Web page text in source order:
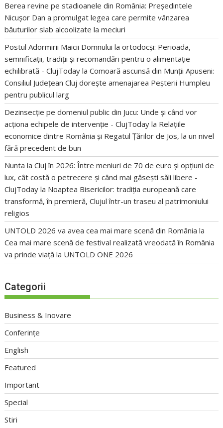
Berea revine pe stadioanele din România: Președintele
Nicușor Dan a promulgat legea care permite vânzarea
băuturilor slab alcoolizate la meciuri
Postul Adormirii Maicii Domnului la ortodocși: Perioada,
semnificații, tradiții și recomandări pentru o alimentație
echilibrată - ClujToday laComoară ascunsă din Munții Apuseni:
Consiliul Județean Cluj dorește amenajarea Peșterii Humpleu
pentru publicul larg
Dezinsecție pe domeniul public din Jucu: Unde și când vor
acționa echipele de intervenție - ClujToday la Relațiile
economice dintre România și Regatul Țărilor de Jos, la un nivel
fără precedent de bun
Nunta la Cluj în 2026: Între meniuri de 70 de euro și opțiuni de
lux, cât costă o petrecere și când mai găsești săli libere -
ClujToday la Noaptea Bisericilor: tradiția europeană care
transformă, în premieră, Clujul într-un traseu al patrimoniului
religios
UNTOLD 2026 va avea cea mai mare scenă din România la
Cea mai mare scenă de festival realizată vreodată în România
va prinde viață la UNTOLD ONE 2026
Categorii
Business & Inovare
Conferințe
English
Featured
Important
Special
Stiri